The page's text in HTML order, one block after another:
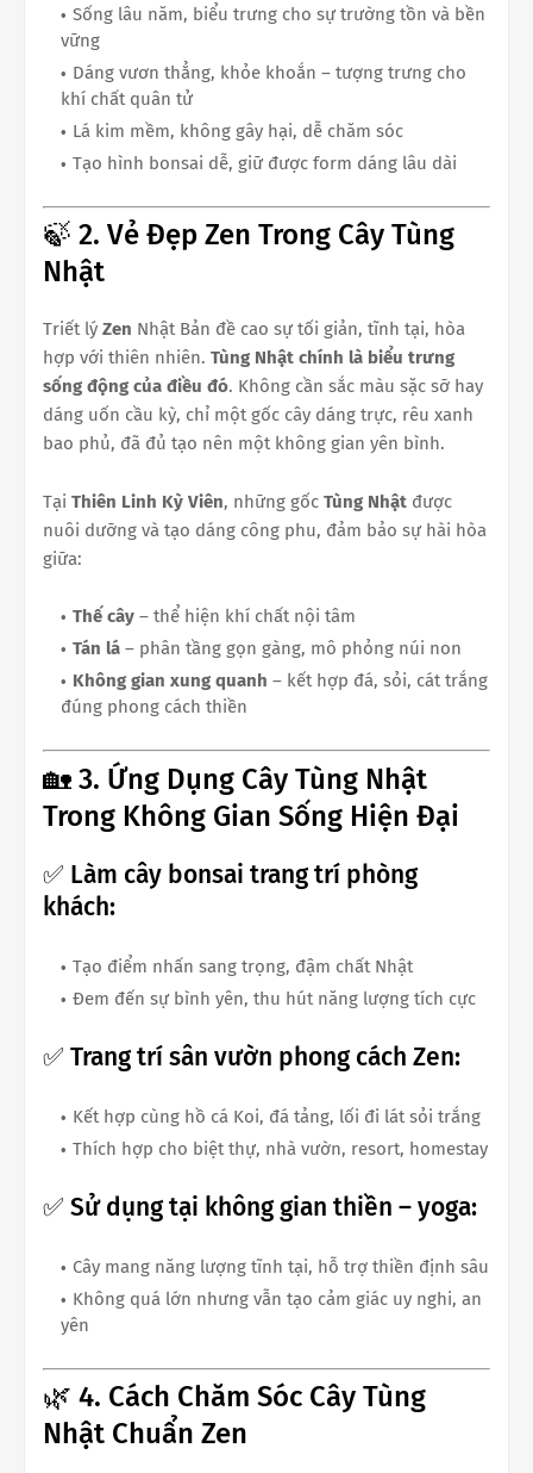
Sống lâu năm, biểu trưng cho sự trường tồn và bền
vững
Dáng vươn thẳng, khỏe khoắn – tượng trưng cho
khí chất quân tử
Lá kim mềm, không gây hại, dễ chăm sóc
Tạo hình bonsai dễ, giữ được form dáng lâu dài
🍃 2. Vẻ Đẹp Zen Trong Cây Tùng
Nhật
Triết lý Zen Nhật Bản đề cao sự tối giản, tĩnh tại, hòa
hợp với thiên nhiên. Tùng Nhật chính là biểu trưng
sống động của điều đó. Không cần sắc màu sặc sỡ hay
dáng uốn cầu kỳ, chỉ một gốc cây dáng trực, rêu xanh
bao phủ, đã đủ tạo nên một không gian yên bình.
Tại Thiên Linh Kỳ Viên, những gốc Tùng Nhật được
nuôi dưỡng và tạo dáng công phu, đảm bảo sự hài hòa
giữa:
Thế cây – thể hiện khí chất nội tâm
Tán lá – phân tầng gọn gàng, mô phỏng núi non
Không gian xung quanh – kết hợp đá, sỏi, cát trắng
đúng phong cách thiền
🏡 3. Ứng Dụng Cây Tùng Nhật
Trong Không Gian Sống Hiện Đại
✅ Làm cây bonsai trang trí phòng
khách:
Tạo điểm nhấn sang trọng, đậm chất Nhật
Đem đến sự bình yên, thu hút năng lượng tích cực
✅ Trang trí sân vườn phong cách Zen:
Kết hợp cùng hồ cá Koi, đá tảng, lối đi lát sỏi trắng
Thích hợp cho biệt thự, nhà vườn, resort, homestay
✅ Sử dụng tại không gian thiền – yoga:
Cây mang năng lượng tĩnh tại, hỗ trợ thiền định sâu
Không quá lớn nhưng vẫn tạo cảm giác uy nghi, an
yên
🌿 4. Cách Chăm Sóc Cây Tùng
Nhật Chuẩn Zen